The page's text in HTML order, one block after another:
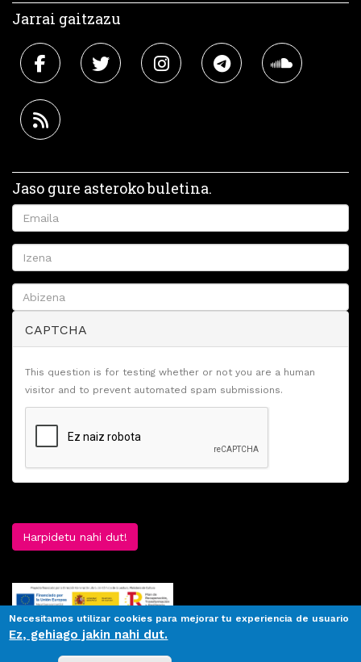
Jarrai gaitzazu
Jaso gure asteroko buletina.
CAPTCHA
This question is for testing whether or not you are a human
visitor and to prevent automated spam submissions.
Harpidetu nahi dut!
Necesitamos utilizar cookies para mejorar tu experiencia de usuario
Ez, gehiago jakin nahi dut.